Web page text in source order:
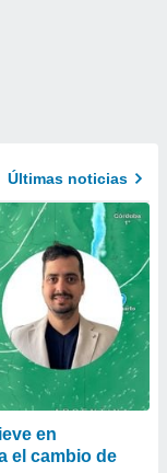
Últimas noticias
en
el cambio de